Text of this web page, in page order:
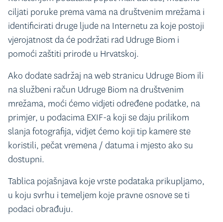
ciljati poruke prema vama na društvenim mrežama i
identificirati druge ljude na Internetu za koje postoji
vjerojatnost da će podržati rad Udruge Biom i
pomoći zaštiti prirode u Hrvatskoj.
Ako dodate sadržaj na web stranicu Udruge Biom ili
na službeni račun Udruge Biom na društvenim
mrežama, moći ćemo vidjeti određene podatke, na
primjer, u podacima EXIF-a koji se daju prilikom
slanja fotografija, vidjet ćemo koji tip kamere ste
koristili, pečat vremena / datuma i mjesto ako su
dostupni.
Tablica pojašnjava koje vrste podataka prikupljamo,
u koju svrhu i temeljem koje pravne osnove se ti
podaci obrađuju.